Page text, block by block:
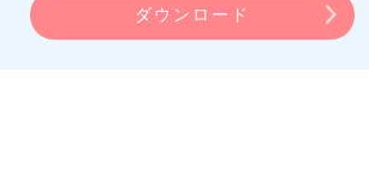
ダウンロード